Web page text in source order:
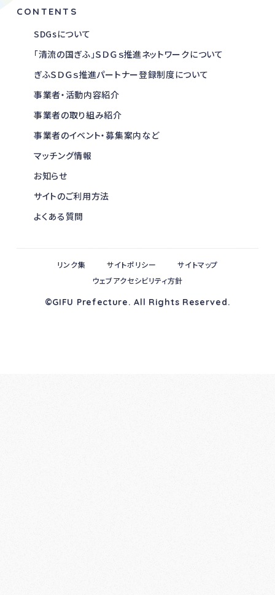
CONTENTS
SDGsについて
「清流の国ぎふ」ＳＤＧｓ推進ネットワークについて
ぎふＳＤＧｓ推進パートナー登録制度について
事業者・活動内容紹介
事業者の取り組み紹介
事業者のイベント・募集案内など
マッチング情報
お知らせ
サイトのご利用方法
よくある質問
©GIFU Prefecture. All Rights Reserved.
リンク集 サイトポリシー
サイトマップ
ウェブアクセシビリティ方針